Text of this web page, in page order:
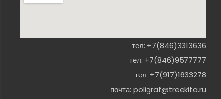
тел: +7(846)3313636
тел: +7(846)9577777
тел: +7(917)1633278
почта: poligraf@treekita.ru